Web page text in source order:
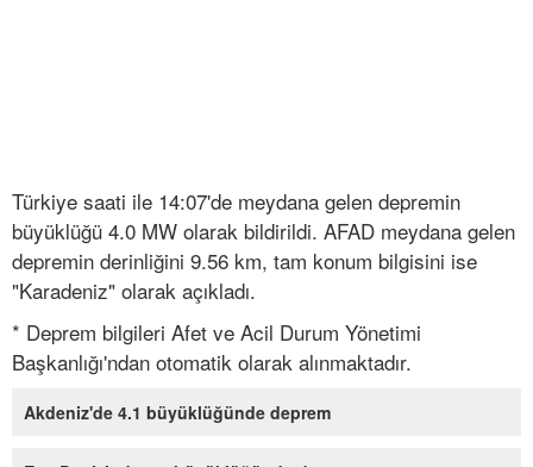
Türkiye saati ile 14:07'de meydana gelen depremin
büyüklüğü 4.0 MW olarak bildirildi. AFAD meydana gelen
depremin derinliğini 9.56 km, tam konum bilgisini ise
"Karadeniz" olarak açıkladı.
* Deprem bilgileri Afet ve Acil Durum Yönetimi
Başkanlığı'ndan otomatik olarak alınmaktadır.
Akdeniz'de 4.1 büyüklüğünde deprem